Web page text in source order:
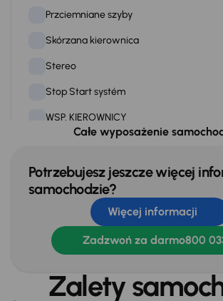
Przciemniane szyby
Skórzana kierownica
Stereo
Stop Start systém
WSP. KIEROWNICY
Na zewnątrz
Automatyczne swiatla dzienne
Czujniki parkowania prz. i tył
Elektryczne lusterka
Całe wyposażenie
Potrzebujesz jeszcze więcej
samochodzie?
Więcej informacji
Zadzwoń za darmo800
Zalety